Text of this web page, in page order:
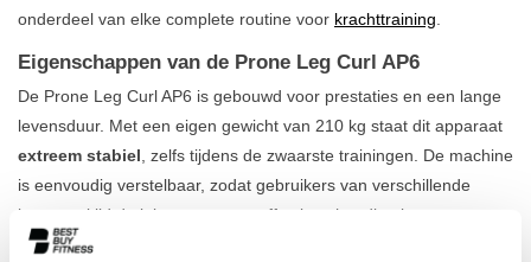
onderdeel van elke complete routine voor krachttraining
Eigenschappen van de Prone Leg Curl AP6
De Prone Leg Curl AP6 is gebouwd voor prestaties en een lange
levensduur. Met een eigen gewicht van 210 kg staat dit apparaat
extreem stabiel , zelfs tijdens de zwaarste trainingen. De machine
is eenvoudig verstelbaar, zodat gebruikers van verschillende
lengtes altijd de juiste en meest effectieve houding kunnen
aannemen. Dit zorgt niet alleen voor een comfortabele training,